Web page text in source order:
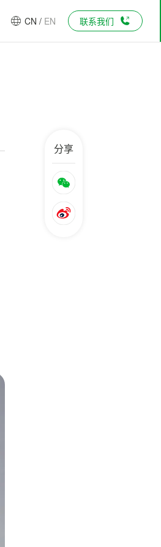
CN / EN 联系我们
分享